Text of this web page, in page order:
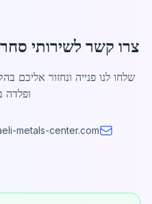
צרו קשר לשירותי
שלחו לנו פנייה ונחזור
ופלדה
metals-center.com